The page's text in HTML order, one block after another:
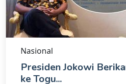
Nasional
Presiden Jokowi
ke Togu...